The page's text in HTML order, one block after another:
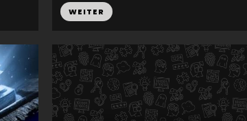
WEITER